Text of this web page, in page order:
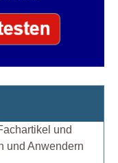
und
und Anwendern